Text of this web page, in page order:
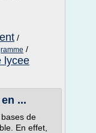
/
/
lycee
...
de
En effet,